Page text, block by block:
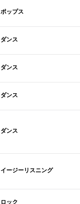
ポップス
ダンス
ダンス
ダンス
ダンス
イージーリスニング
ロック